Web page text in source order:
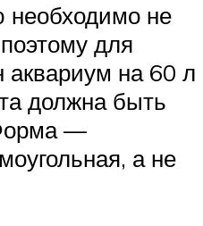
необходимо не
для
на 60 л
должна быть
—
а не